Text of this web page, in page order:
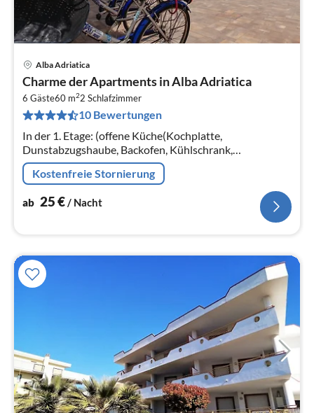
Alba Adriatica
Charme der Apartments in Alba Adriatica
6 Gäste60 m22 Schlafzimmer
10 Bewertungen
In der 1. Etage: (offene Küche(Kochplatte,
Dunstabzugshaube, Backofen, Kühlschrank,
Waschbecken), Wohn/Esszimmer(Doppelschlafcouch,
Esstisch), Schlafzimmer(Doppelbett)
Kostenfreie Stornierung
ab 25€/ Nacht